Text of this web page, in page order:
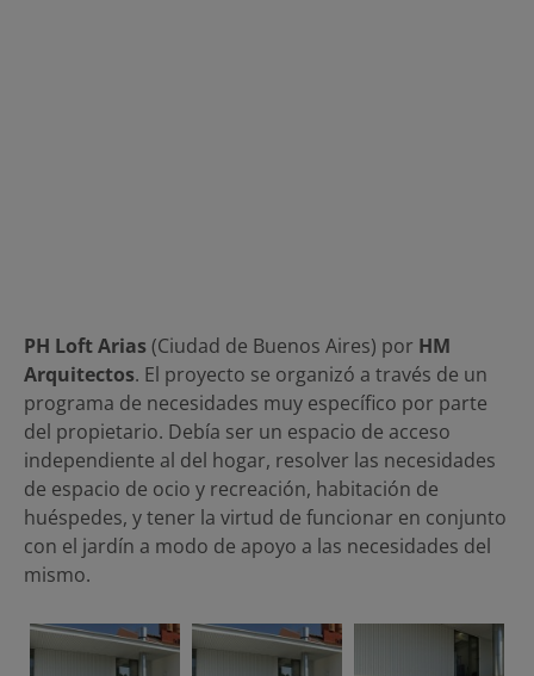
PH Loft Arias(Ciudad de Buenos Aires) por HM
Arquitectos. El proyecto se organizó a través de un
programa de necesidades muy específico por parte
del propietario. Debía ser un espacio de acceso
independiente al del hogar, resolver las necesidades
de espacio de ocio y recreación, habitación de
huéspedes, y tener la virtud de funcionar en conjunto
con el jardín a modo de apoyo a las necesidades del
mismo.